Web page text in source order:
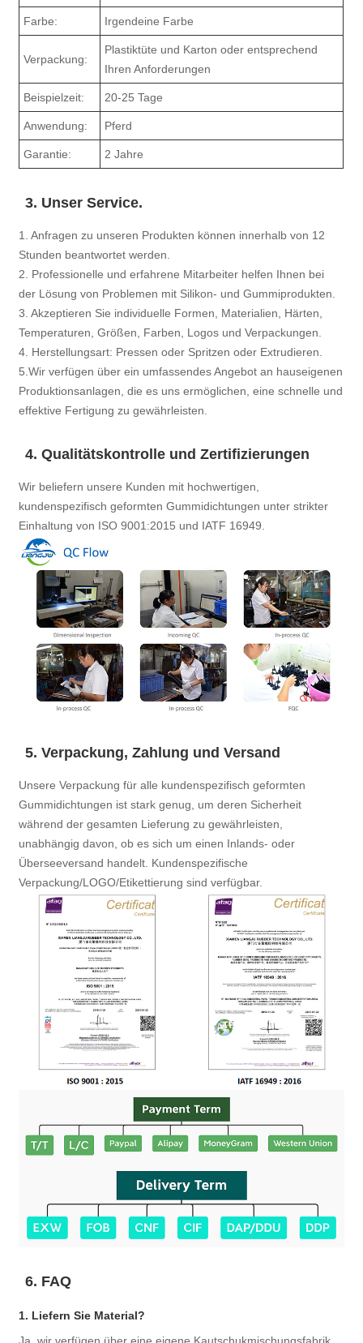
Farbe: Irgendeine Farbe
Verpackung:
Plastiktüte und Karton oder entsprechend
Ihren Anforderungen
Beispielzeit: 20-25 Tage
Anwendung: Pferd
Garantie: 2 Jahre
3. Unser Service.
1. Anfragen zu unseren Produkten können innerhalb von 12
Stunden beantwortet werden.
2. Professionelle und erfahrene Mitarbeiter helfen Ihnen bei
der Lösung von Problemen mit Silikon- und Gummiprodukten.
3. Akzeptieren Sie individuelle Formen, Materialien, Härten,
Temperaturen, Größen, Farben, Logos und Verpackungen.
4. Herstellungsart: Pressen oder Spritzen oder Extrudieren.
5.Wir verfügen über ein umfassendes Angebot an hauseigenen
Produktionsanlagen, die es uns ermöglichen, eine schnelle und
effektive Fertigung zu gewährleisten.
4. Qualitätskontrolle und Zertifizierungen
Wir beliefern unsere Kunden mit hochwertigen,
kundenspezifisch geformten Gummidichtungen unter strikter
Einhaltung von ISO 9001:2015 und IATF 16949.
5. Verpackung, Zahlung und Versand
Unsere Verpackung für alle kundenspezifisch geformten
Gummidichtungen ist stark genug, um deren Sicherheit
während der gesamten Lieferung zu gewährleisten,
unabhängig davon, ob es sich um einen Inlands- oder
Überseeversand handelt. Kundenspezifische
Verpackung/LOGO/Etikettierung sind verfügbar.
6. FAQ
1. Liefern Sie Material?